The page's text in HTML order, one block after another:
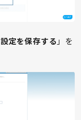
設定を保存する 」を